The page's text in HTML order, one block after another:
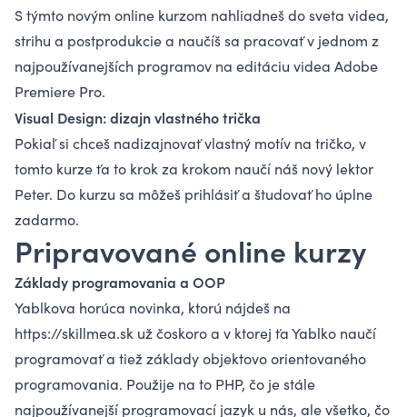
S týmto novým online kurzom nahliadneš do sveta videa,
strihu a postprodukcie a naučíš sa pracovať v jednom z
najpoužívanejších programov na editáciu videa Adobe
Premiere Pro.
Visual Design: dizajn vlastného trička
Pokiaľ si chceš nadizajnovať vlastný motív na tričko, v
tomto kurze ťa to krok za krokom naučí náš nový lektor
Peter. Do kurzu sa môžeš prihlásiťa študovať ho úplne
zadarmo.
Pripravované online kurzy
Základy programovania a OOP
Yablkova horúca novinka, ktorú nájdeš na
https://skillmea.sk už čoskoro a v ktorej ťa Yablko naučí
programovať a tiež základy objektovo orientovaného
programovania. Použije na to PHP, čo je stále
najpoužívanejší programovací jazyk u nás, ale všetko, čo